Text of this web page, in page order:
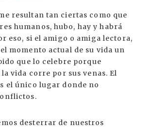
resultan tan ciertas como que
humanos, hubo, hay y habrá
eso, si el amigo o amiga lectora,
momento actual de su vida un
que lo celebre porque
vida corre por sus venas. El
el único lugar donde no
desterrar de nuestros